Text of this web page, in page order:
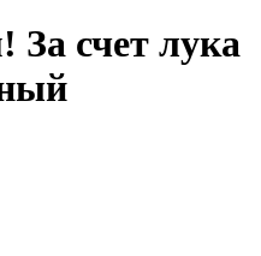
За счет лука